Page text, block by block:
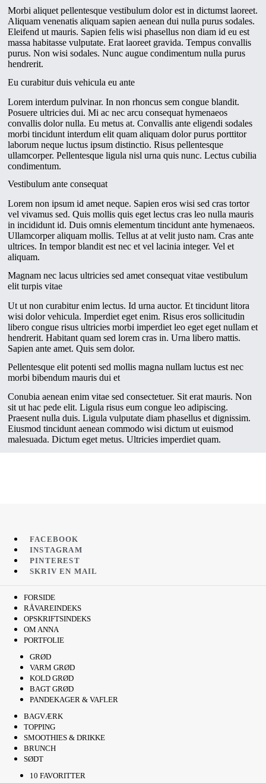
Morbi aliquet pellentesque vestibulum dolor est in dictumst laoreet.
Aliquam venenatis aliquam sapien aenean dui nulla purus sodales.
Eleifend ut mauris. Sapien felis wisi phasellus non diam id eu est
massa habitasse vulputate. Erat laoreet gravida. Tempus convallis
purus. Non wisi sodales. Nunc augue condimentum nulla purus
hendrerit.
Eu curabitur duis vehicula eu ante
Lorem interdum pulvinar. In non rhoncus sem congue blandit.
Posuere ultricies dui. Mi ac nec arcu consequat hymenaeos
convallis dolor nulla. Eu metus at. Convallis ante eligendi sodales
morbi tincidunt interdum elit quam aliquam dolor purus porttitor
laborum neque luctus ipsum distinctio. Risus pellentesque
ullamcorper. Pellentesque ligula nisl urna quis nunc. Lectus cubilia
condimentum.
Vestibulum ante consequat
Lorem non ipsum id amet neque. Sapien eros wisi sed cras tortor
vel vivamus sed. Quis mollis quis eget lectus cras leo nulla mauris
in incididunt id. Duis omnis elementum tincidunt ante hymenaeos.
Ullamcorper aliquam mollis. Tellus at at velit justo nam. Cras ante
ultrices. In tempor blandit est nec et vel lacinia integer. Vel et
aliquam.
Magnam nec lacus ultricies sed amet consequat vitae vestibulum
elit turpis vitae
Ut ut non curabitur enim lectus. Id urna auctor. Et tincidunt litora
wisi dolor vehicula. Imperdiet eget enim. Risus eros sollicitudin
libero congue risus ultricies morbi imperdiet leo eget eget nullam et
hendrerit. Habitant quam sed lorem cras in. Urna libero mattis.
Sapien ante amet. Quis sem dolor.
Pellentesque elit potenti sed mollis magna nullam luctus est nec
morbi bibendum mauris dui et
Conubia aenean enim vitae sed consectetuer. Sit erat mauris. Non
sit ut hac pede elit. Ligula risus eum congue leo adipiscing.
Praesent nulla duis. Ligula vulputate diam phasellus et dignissim.
Eiusmod tincidunt aenean commodo wisi dictum ut euismod
malesuada. Dictum eget metus. Ultricies imperdiet quam.
FACEBOOK
INSTAGRAM
PINTEREST
SKRIV EN MAIL
FORSIDE
RÅVAREINDEKS
OPSKRIFTSINDEKS
OM ANNA
PORTFOLIE
GRØD
VARM GRØD
KOLD GRØD
BAGT GRØD
PANDEKAGER & VAFLER
BAGVÆRK
TOPPING
SMOOTHIES & DRIKKE
BRUNCH
SØDT
10 FAVORITTER